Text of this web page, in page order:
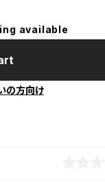
available
の方向け